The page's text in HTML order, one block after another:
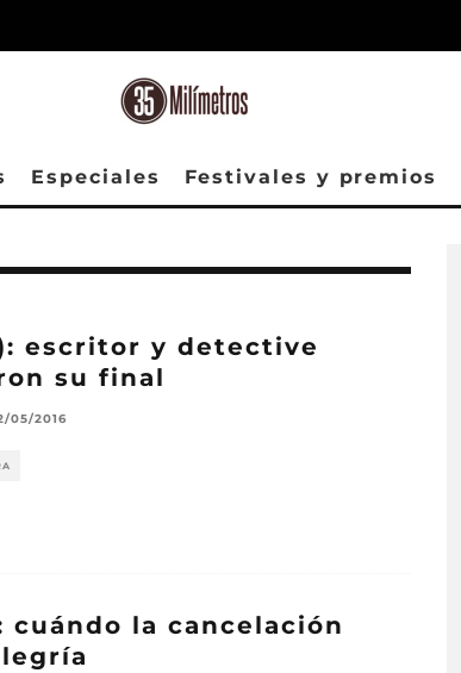
Especiales Festivales y premios
escritor y detective
su final
05/2016
cuándo la cancelación